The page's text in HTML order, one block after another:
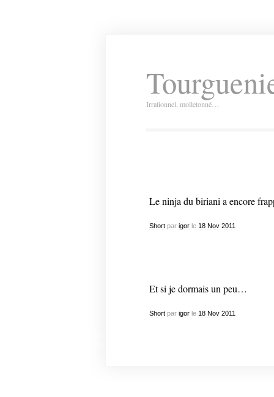
Irrationnel, molletonné…
Le ninja du biriani a encore
Shortpar igorle 18 Nov 2011
Et si je dormais un peu…
Shortpar igorle 18 Nov 2011